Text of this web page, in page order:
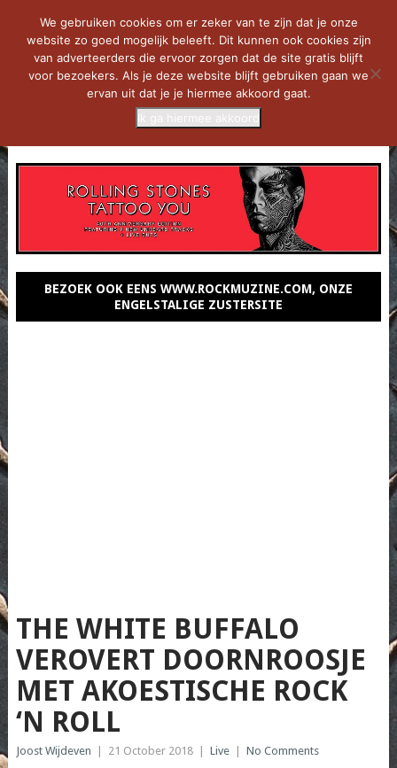
BEZOEK OOK EENS WWW.ROCKMUZINE.COM, ONZE
ENGELSTALIGE ZUSTERSITE
THE WHITE BUFFALO
VEROVERT DOORNROOSJE
MET AKOESTISCHE ROCK
‘N ROLL
Joost Wijdeven 21 October 2018 Live No Comments
We gebruiken cookies om er zeker van te zijn dat je onze
website zo goed mogelijk beleeft. Dit kunnen ook cookies zijn
van adverteerders die ervoor zorgen dat de site gratis blijft
voor bezoekers. Als je deze website blijft gebruiken gaan we
ervan uit dat je je hiermee akkoord gaat.
Ik ga hiermee akkoord